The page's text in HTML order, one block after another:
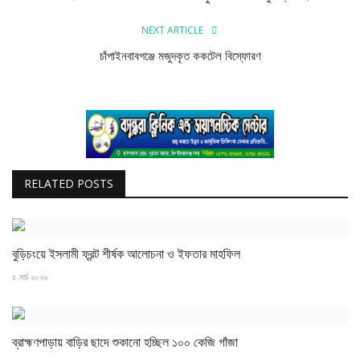
বিজ্ঞান ও প্রযুক্তি
NEXT ARTICLE
চাঁপাইনবাবগঞ্জে মজুদকৃত ককটেল বিস্ফোরণ
RELATED POSTS
বুড়িচংয়ে ইসলামী ফ্রন্ট শীর্ষক আলোচনা ও ইফতার মাহফিল
৫ মার্চ ২০২৬
‎ব্রাহ্মণপাড়ায় বাড়ির ছাদে শুকানো হচ্ছিল ১০০ কেজি গাঁজা